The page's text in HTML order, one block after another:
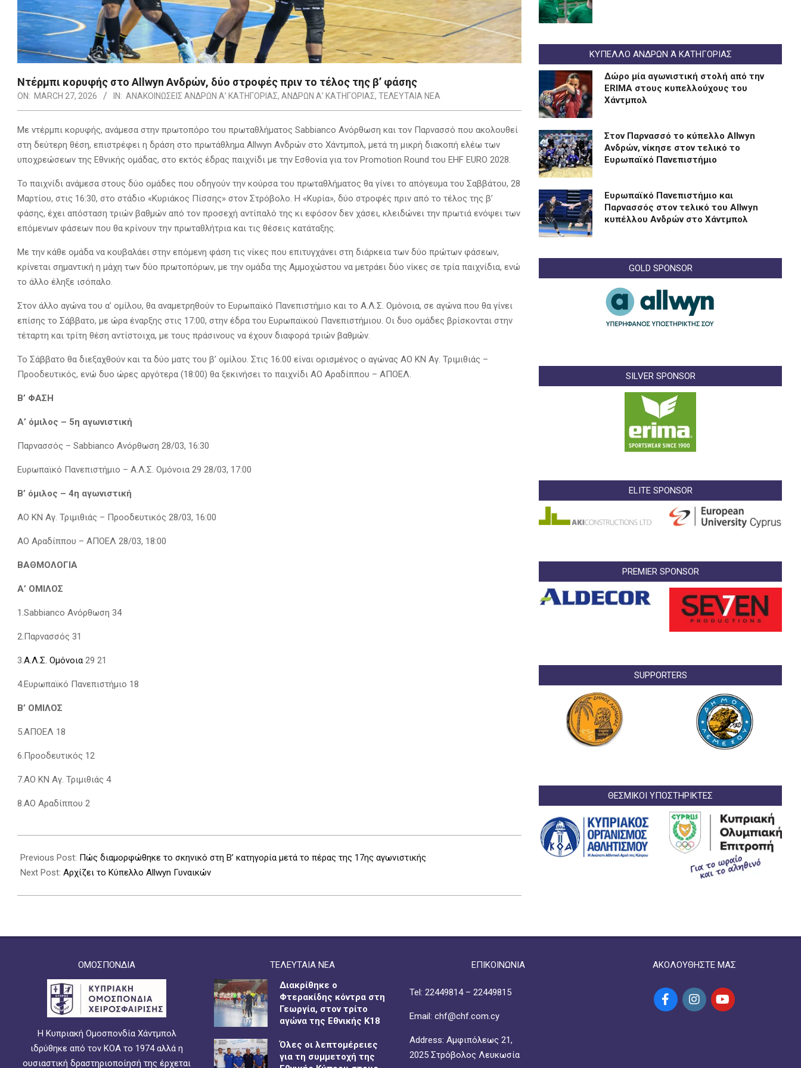
Ντέρμπι κορυφής στο Allwyn Aνδρών, δύο στροφές πριν το τέλος της β’ φάσης
ON: MARCH 27, 2026 IN: ΑΝΑΚΟΙΝΩΣΕΙΣ ΑΝΔΡΩΝ Α’ ΚΑΤΗΓΟΡΙΑΣ, ΑΝΔΡΩΝ Α’ ΚΑΤΗΓΟΡΙΑΣ, ΤΕΛΕΥΤΑΙΑ ΝΕΑ
Με ντέρμπι κορυφής, ανάμεσα στην πρωτοπόρο του πρωταθλήματος Sabbianco Ανόρθωση και τον Παρνασσό που ακολουθεί
στη δεύτερη θέση, επιστρέφει η δράση στο πρωτάθλημα Allwyn Ανδρών στο Χάντμπολ, μετά τη μικρή διακοπή ελέω των
υποχρεώσεων της Εθνικής ομάδας, στο εκτός έδρας παιχνίδι με την Εσθονία για τον Promotion Round του EHF EURO 2028.
Το παιχνίδι ανάμεσα στους δύο ομάδες που οδηγούν την κούρσα του πρωταθλήματος θα γίνει το απόγευμα του Σαββάτου, 28
Μαρτίου, στις 16:30, στο στάδιο «Κυριάκος Πίσσης» στον Στρόβολο. Η «Κυρία», δύο στροφές πριν από το τέλος της β’
φάσης, έχει απόσταση τριών βαθμών από τον προσεχή αντίπαλό της κι εφόσον δεν χάσει, κλειδώνει την πρωτιά ενόψει των
επόμενων φάσεων που θα κρίνουν την πρωταθλήτρια και τις θέσεις κατάταξης.
Με την κάθε ομάδα να κουβαλάει στην επόμενη φάση τις νίκες που επιτυγχάνει στη διάρκεια των δύο πρώτων φάσεων,
κρίνεται σημαντική η μάχη των δύο πρωτοπόρων, με την ομάδα της Αμμοχώστου να μετράει δύο νίκες σε τρία παιχνίδια, ενώ
το άλλο έληξε ισόπαλο.
Στον άλλο αγώνα του α’ ομίλου, θα αναμετρηθούν το Ευρωπαϊκό Πανεπιστήμιο και το Α.Λ.Σ. Ομόνοια, σε αγώνα που θα γίνει
επίσης το Σάββατο, με ώρα έναρξης στις 17:00, στην έδρα του Ευρωπαϊκού Πανεπιστήμιου. Οι δυο ομάδες βρίσκονται στην
τέταρτη και τρίτη θέση αντίστοιχα, με τους πράσινους να έχουν διαφορά τριών βαθμών.
Το Σάββατο θα διεξαχθούν και τα δύο ματς του β’ ομίλου. Στις 16:00 είναι ορισμένος ο αγώνας ΑΟ ΚΝ Αγ. Τριμιθιάς –
Προοδευτικός, ενώ δυο ώρες αργότερα (18:00) θα ξεκινήσει το παιχνίδι ΑΟ Αραδίππου – AΠΟΕΛ.
Β’ ΦΑΣΗ
Α’ όμιλος – 5η αγωνιστική
Παρνασσός – Sabbianco Ανόρθωση 28/03, 16:30
Ευρωπαϊκό Πανεπιστήμιο – Α.Λ.Σ. Ομόνοια 29 28/03, 17:00
Β’ όμιλος – 4η αγωνιστική
ΑΟ ΚΝ Αγ. Τριμιθιάς – Προοδευτικός 28/03, 16:00
ΑΟ Αραδίππου – AΠΟΕΛ 28/03, 18:00
ΒΑΘΜΟΛΟΓΙΑ
Α’ ΟΜΙΛΟΣ
1.Sabbianco Ανόρθωση 34
2.Παρνασσός 31
3.Α.Λ.Σ. Ομόνοια 29 21
4.Ευρωπαϊκό Πανεπιστήμιο 18
Β’ ΟΜΙΛΟΣ
5.ΑΠΟΕΛ 18
6.Προοδευτικός 12
7.ΑΟ ΚΝ Αγ. Τριμιθιάς 4
8.ΑΟ Αραδίππου 2
03-
27
Previous Post: Πώς διαμορφώθηκε το σκηνικό στη Β’ κατηγορία μετά το πέρας της 17ης αγωνιστικής
Next Post: Αρχίζει το Κύπελλο Allwyn Γυναικών
ΚΥΠΕΛΛΟ ΑΝΔΡΩΝ Ά ΚΑΤΗΓΟΡΙΑΣ
Δώρο μία αγωνιστική στολή από την
ERIMA στους κυπελλούχους του
Χάντμπολ
Στον Παρνασσό το κύπελλο Allwyn
Ανδρών, νίκησε στον τελικό το
Ευρωπαϊκό Πανεπιστήμιο
Eυρωπαϊκό Πανεπιστήμιο και
Παρνασσός στον τελικό του Allwyn
κυπέλλου Ανδρών στο Χάντμπολ
GOLD SPONSOR
SILVER SPONSOR
ELITE SPONSOR
PREMIER SPONSOR
SUPPORTERS
ΘΕΣΜΙΚΟΙ ΥΠΟΣΤΗΡΙΚΤΕΣ
ΟΜΟΣΠΟΝΔΙΑ
Η Κυπριακή Ομοσπονδία Χάντμπολ
ιδρύθηκε από τον ΚΟΑ το 1974 αλλά η
ουσιαστική δραστηριοποίησή της έρχεται
ΤΕΛΕΥΤΑΙΑ ΝΕΑ
Διακρίθηκε ο
Φτερακίδης κόντρα στη
Γεωργία, στον τρίτο
αγώνα της Εθνικής Κ18
Όλες οι λεπτομέρειες
για τη συμμετοχή της
ΕΠΙΚΟΙΝΩΝΙΑ
Tel: 22449814 – 22449815
Email: chf@chf.com.cy
Address: Αμφιπόλεως 21,
2025 Στρόβολος Λευκωσία
ΑΚΟΛΟΥΘΗΣΤΕ ΜΑΣ